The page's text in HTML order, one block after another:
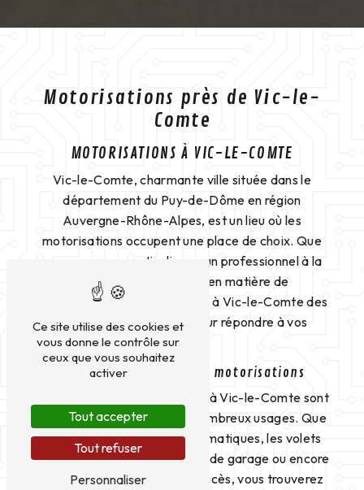
Motorisations près de Vic-le-
Comte
MOTORISATIONS À VIC-LE-COMTE
Vic-le-Comte, charmante ville située dans le
département du Puy-de-Dôme en région
Auvergne-Rhône-Alpes, est un lieu où les
motorisations occupent une place de choix. Que
vous soyez un particulier ou un professionnel à la
recherche de solutions en matière de
motorisations, vous trouverez à Vic-le-Comte des
prestataires de qualité pour répondre à vos
besoins.
Les différents types de motorisations
Les motorisations disponibles à Vic-le-Comte sont
variées et s'adaptent à de nombreux usages. Que
ce soit pour les portails automatiques, les volets
roulants, les stores, les portes de garage ou encore
les systèmes de contrôle d'accès, vous trouverez
Ce site utilise des cookies et
vous donne le contrôle sur
ceux que vous souhaitez
activer
Tout accepter
Tout refuser
Personnaliser